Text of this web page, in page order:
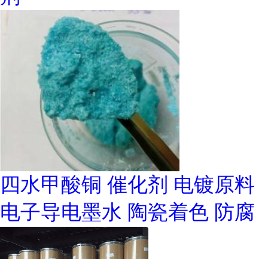
四水甲酸铜 催化剂 电镀原料
电子导电墨水 陶瓷着色 防腐